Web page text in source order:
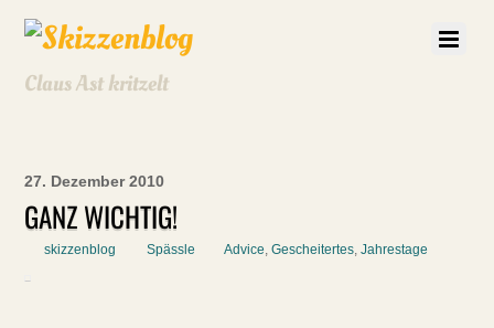
Claus Ast kritzelt
27. Dezember 2010
GANZ WICHTIG!
skizzenblog Spässle Advice,Gescheitertes,Jahrestage